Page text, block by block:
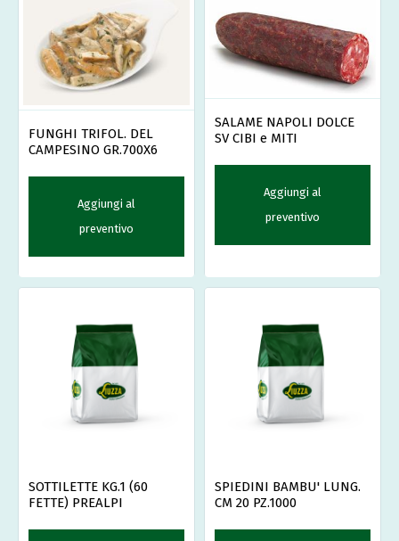
FUNGHI TRIFOL. DEL
CAMPESINO GR.700X6
Aggiungi al
preventivo
SALAME NAPOLI DOLCE
SV CIBI e MITI
Aggiungi al
preventivo
SOTTILETTE KG.1 (60
FETTE) PREALPI
SPIEDINI BAMBU' LUNG.
CM 20 PZ.1000